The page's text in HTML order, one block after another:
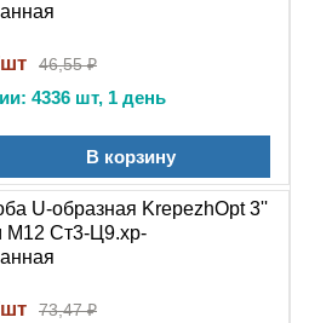
46,55 ₽
4336 шт, 1 день
В корзину
U-образная KrepezhOpt 3''
M12 Ст3-Ц9.хр-
73,47 ₽